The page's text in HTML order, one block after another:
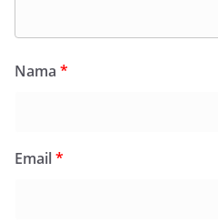
Nama *
Email*